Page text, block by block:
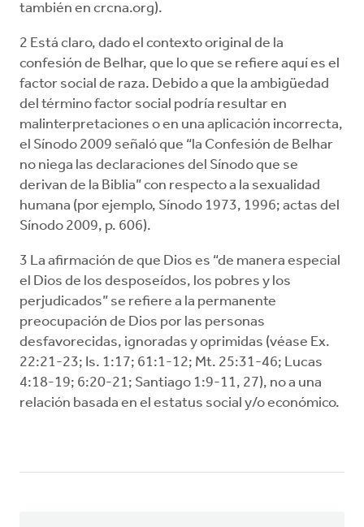
también en crcna.org).
2 Está claro, dado el contexto original de la
confesión de Belhar, que lo que se refiere aquí es el
factor social de raza. Debido a que la ambigüedad
del término factor social podría resultar en
malinterpretaciones o en una aplicación incorrecta,
el Sínodo 2009 señaló que “la Confesión de Belhar
no niega las declaraciones del Sínodo que se
derivan de la Biblia” con respecto a la sexualidad
humana (por ejemplo, Sínodo 1973, 1996; actas del
Sínodo 2009, p. 606).
3 La afirmación de que Dios es “de manera especial
el Dios de los desposeídos, los pobres y los
perjudicados” se refiere a la permanente
preocupación de Dios por las personas
desfavorecidas, ignoradas y oprimidas (véase Ex.
22:21-23; Is. 1:17; 61:1-12; Mt. 25:31-46; Lucas
4:18-19; 6:20-21; Santiago 1:9-11, 27), no a una
relación basada en el estatus social y/o económico.